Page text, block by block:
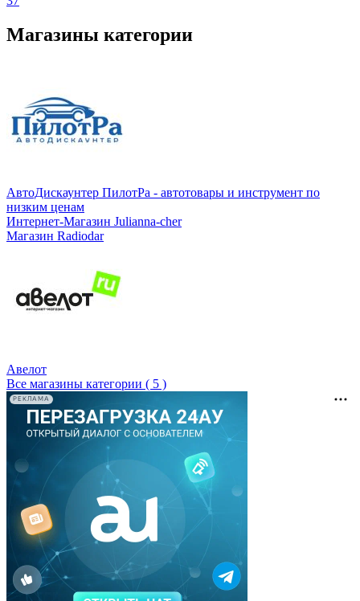
Магазины категории
АвтоДискаунтер ПилотРа - автотовары и инструмент по
низким ценам
Интернет-Магазин Julianna-cher
Магазин Radiodar
Авелот
Все магазины категории ( 5 )
РЕКЛАМА